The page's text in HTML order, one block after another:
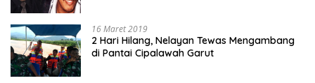
16 Maret 2019
2 Hari Hilang, Nelayan Tewas Mengambang
di Pantai Cipalawah Garut